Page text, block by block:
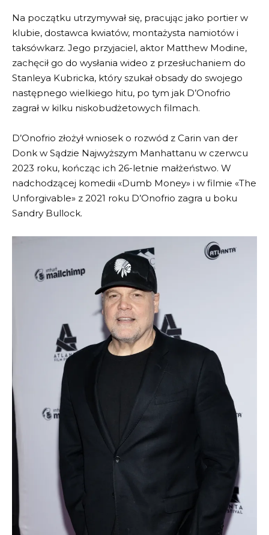
Na początku utrzymywał się, pracując jako portier w
klubie, dostawca kwiatów, montażysta namiotów i
taksówkarz. Jego przyjaciel, aktor Matthew Modine,
zachęcił go do wysłania wideo z przesłuchaniem do
Stanleya Kubricka, który szukał obsady do swojego
następnego wielkiego hitu, po tym jak D’Onofrio
zagrał w kilku niskobudżetowych filmach.
D’Onofrio złożył wniosek o rozwód z Carin van der
Donk w Sądzie Najwyższym Manhattanu w czerwcu
2023 roku, kończąc ich 26-letnie małżeństwo. W
nadchodzącej komedii «Dumb Money» i w filmie «The
Unforgivable» z 2021 roku D’Onofrio zagra u boku
Sandry Bullock.